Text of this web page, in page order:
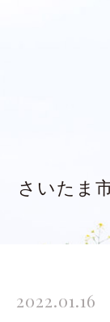
洋
和
太田
ド
さいたま
2022.01.16